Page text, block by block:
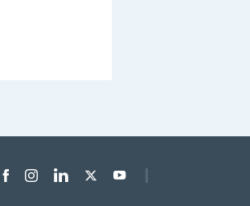
Menu liens sociaux